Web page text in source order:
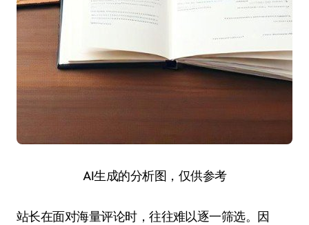
AI生成的分析图，仅供参考
站长在面对海量评论时，往往难以逐一筛选。因